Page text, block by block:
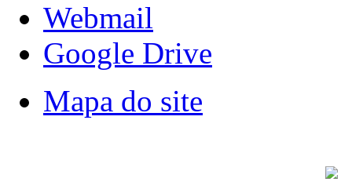
Webmail
Google Drive
Mapa do site